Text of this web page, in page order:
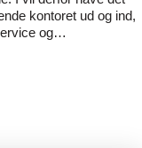
kontoret ud og ind,
og…